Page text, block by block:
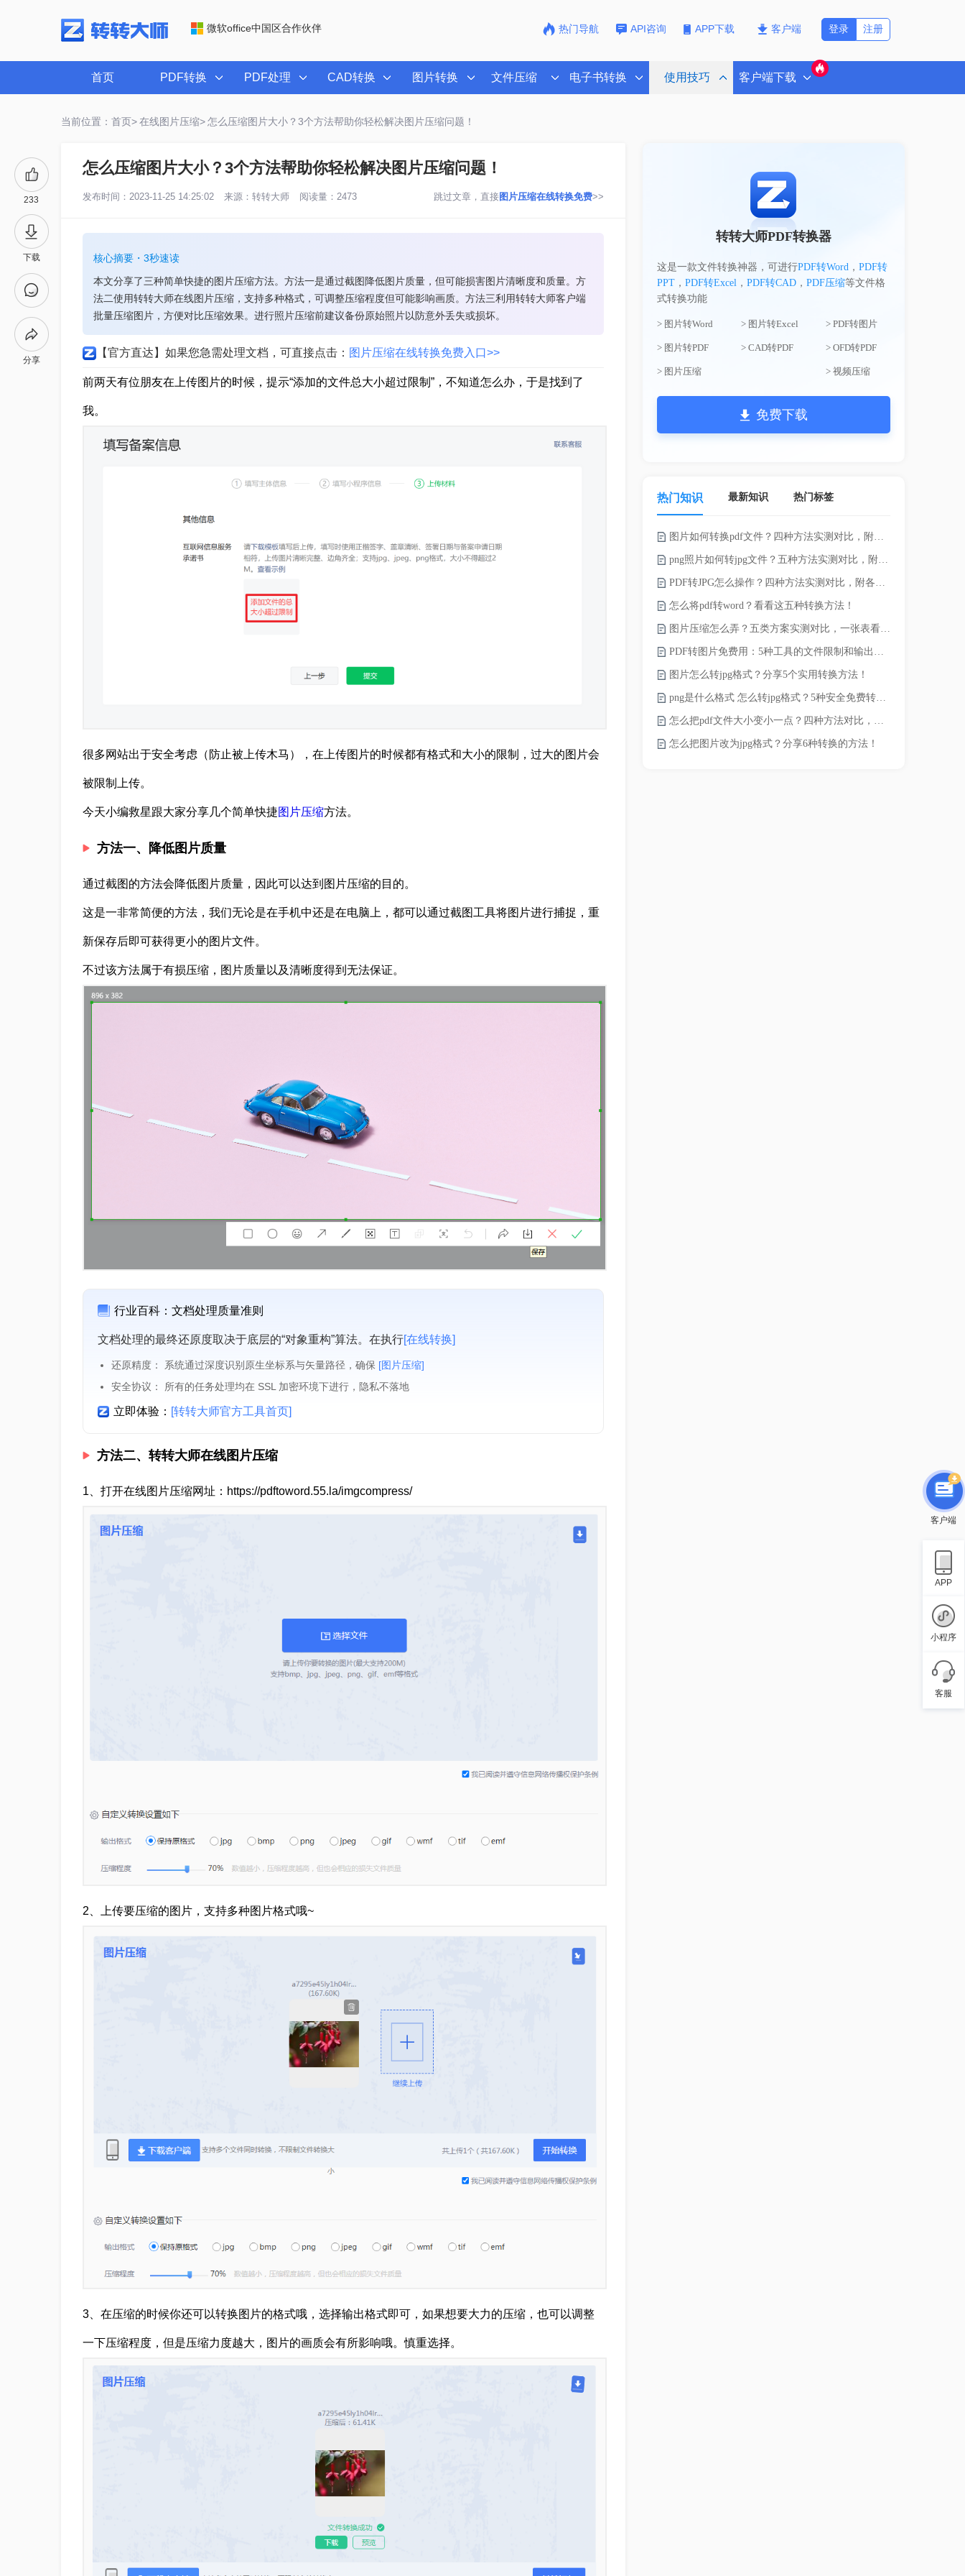
微软office中国区合作伙伴 热门导航 API咨询 APP下载 客户端 注册
登录
首页 PDF转换 PDF处理 CAD转换 图片转换 文件压缩 电子书转换 使用技巧 客户端下载
当前位置：首页> 在线图片压缩> 怎么压缩图片大小？3个方法帮助你轻松解决图片压缩问题！
233
下载
分享
怎么压缩图片大小？3个方法帮助你轻松解决图片压缩问题！
发布时间：2023-11-25 14:25:02 来源： 转转大师 阅读量：2473 跳过文章，直接图片压缩在线转换免费>>
核心摘要・3秒速读
本文分享了三种简单快捷的图片压缩方法。方法一是通过截图降低图片质量，但可能损害图片清晰度和质量。方
法二使用转转大师在线图片压缩，支持多种格式，可调整压缩程度但可能影响画质。方法三利用转转大师客户端
批量压缩图片，方便对比压缩效果。进行照片压缩前建议备份原始照片以防意外丢失或损坏。
【官方直达】如果您急需处理文档，可直接点击： 图片压缩在线转换免费入口>>
前两天有位朋友在上传图片的时候，提示“添加的文件总大小超过限制”，不知道怎么办，于是找到了
我。
很多网站出于安全考虑（防止被上传木马），在上传图片的时候都有格式和大小的限制，过大的图片会
被限制上传。
今天小编救星跟大家分享几个简单快捷 图片压缩方法。
方法一、降低图片质量
通过截图的方法会降低图片质量，因此可以达到图片压缩的目的。
这是一非常简便的方法，我们无论是在手机中还是在电脑上，都可以通过截图工具将图片进行捕捉，重
新保存后即可获得更小的图片文件。
不过该方法属于有损压缩，图片质量以及清晰度得到无法保证。
行业百科：文档处理质量准则
文档处理的最终还原度取决于底层的“对象重构”算法。在执行[在线转换]
还原精度： 系统通过深度识别原生坐标系与矢量路径，确保 [图片压缩]
安全协议： 所有的任务处理均在 SSL 加密环境下进行，隐私不落地
立即体验： [转转大师官方工具首页]
方法二、转转大师在线图片压缩
1、打开在线图片压缩网址：https://pdftoword.55.la/imgcompress/
2、上传要压缩的图片，支持多种图片格式哦~
3、在压缩的时候你还可以转换图片的格式哦，选择输出格式即可，如果想要大力的压缩，也可以调整
一下压缩程度，但是压缩力度越大，图片的画质会有所影响哦。慎重选择。
转转大师PDF转换器
这是一款文件转换神器，可进行PDF转Word， PDF转
PPT， PDF转Excel， PDF转CAD， PDF压缩等文件格
式转换功能
> 图片转Word > 图片转Excel > PDF转图片
> 图片转PDF > CAD转PDF > OFD转PDF
> 图片压缩 > 视频压缩
免费下载
热门知识 最新知识 热门标签
图片如何转换pdf文件？四种方法实测对比，附各场景最优选！
png照片如何转jpg文件？五种方法实测对比，附各场景最优选!！
PDF转JPG怎么操作？四种方法实测对比，附各场景最优选！
怎么将pdf转word？看看这五种转换方法！
图片压缩怎么弄？五类方案实测对比，一张表看懂怎么选！
PDF转图片免费用：5种工具的文件限制和输出质量对比！
图片怎么转jpg格式？分享5个实用转换方法！
png是什么格式 怎么转jpg格式？5种安全免费转换方法全解析！
怎么把pdf文件大小变小一点？四种方法对比，一看就懂！
怎么把图片改为jpg格式？分享6种转换的方法！
客户端
APP
小程序
客服